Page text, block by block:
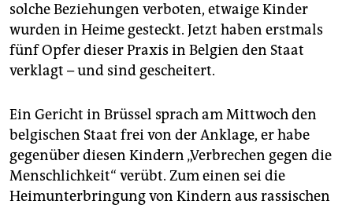
solche Beziehungen verboten, etwaige Kinder
wurden in Heime gesteckt. Jetzt haben erstmals
fünf Opfer dieser Praxis in Belgien den Staat
verklagt – und sind gescheitert.
Ein Gericht in Brüssel sprach am Mittwoch den
belgischen Staat frei von der Anklage, er habe
gegenüber diesen Kindern „Verbrechen gegen die
Menschlichkeit“ verübt. Zum einen sei die
Heimunterbringung von Kindern aus rassischen